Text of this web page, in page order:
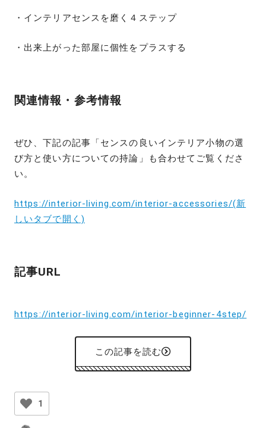
・インテリアセンスを磨く４ステップ
・出来上がった部屋に個性をプラスする
関連情報・参考情報
ぜひ、下記の記事「センスの良いインテリア小物の選
び方と使い方についての持論」も合わせてご覧くださ
い。
https://interior-living.com/interior-accessories/(新
しいタブで開く)
記事URL
https://interior-living.com/interior-beginner-4step/
この記事を読む
1